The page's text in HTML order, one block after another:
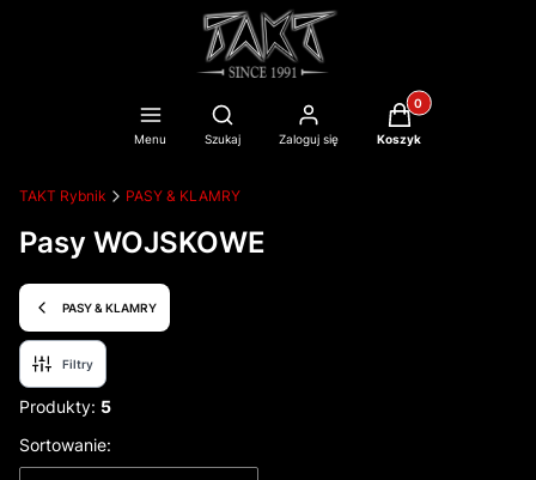
Menu
Otwórz wyszukiwarkę
Szukaj Zaloguj się
Produkty w
Koszyk
TAKT Rybnik PASY & KLAMRY
Pasy WOJSKOWE
PASY & KLAMRY
Filtry
Produkty: 5
Lista produktów
Sortowanie: